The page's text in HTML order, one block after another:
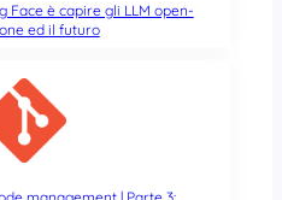
Face è capire gli LLM open-
ed il futuro